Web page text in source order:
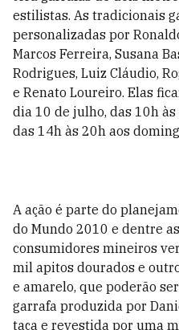
estilistas. As tradicionais
personalizadas por
Marcos Ferreira, Susana
Rodrigues, Luiz Cláudio,
e Renato Loureiro. Elas
dia 10 de julho, das 10h
das 14h às 20h aos
A ação é parte do
do Mundo 2010 e dentre
consumidores mineiros
mil apitos dourados e
e amarelo, que poderão
garrafa produzida por
taça e revestida por uma